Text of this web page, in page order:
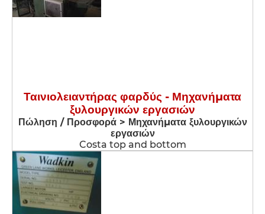
Ταινιολειαντήρας φαρδύς - Μηχανήματα
ξυλουργικών εργασιών
Πώληση / Προσφορά > Μηχανήματα ξυλουργικών
εργασιών
Costa top and bottom